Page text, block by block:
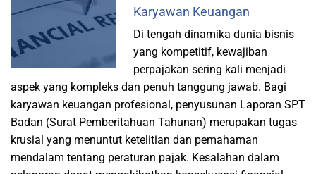
Karyawan Keuangan
Di tengah dinamika dunia bisnis
yang kompetitif, kewajiban
perpajakan sering kali menjadi
aspek yang kompleks dan penuh tanggung jawab. Bagi
karyawan keuangan profesional, penyusunan Laporan SPT
Badan (Surat Pemberitahuan Tahunan) merupakan tugas
krusial yang menuntut ketelitian dan pemahaman
mendalam tentang peraturan pajak. Kesalahan dalam